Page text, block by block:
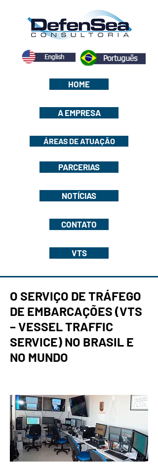
O SERVIÇO DE TRÁFEGO
DE EMBARCAÇÕES (VTS
– VESSEL TRAFFIC
SERVICE) NO BRASIL E
NO MUNDO
HOME
A EMPRESA
ÁREAS DE ATUAÇÃO
PARCERIAS
NOTÍCIAS
CONTATO
VTS